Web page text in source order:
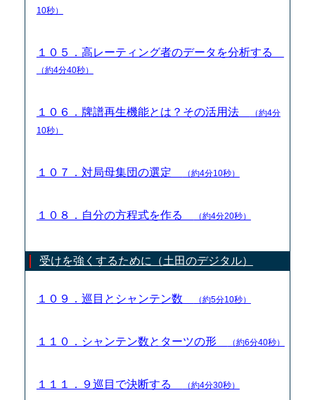
10秒）
１０５．高レーティング者のデータを分析する
（約4分40秒）
１０６．牌譜再生機能とは？その活用法
（約4分
10秒）
１０７．対局母集団の選定 （約4分10秒）
１０８．自分の方程式を作る （約4分20秒）
受けを強くするために（土田のデジタル）
１０９．巡目とシャンテン数 （約5分10秒）
１１０．シャンテン数とターツの形 （約6分40秒）
１１１．９巡目で決断する （約4分30秒）